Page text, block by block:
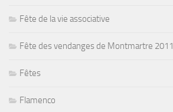
Fête de la vie associative
Fête des vendanges de Montmartre 2011
Fêtes
Flamenco